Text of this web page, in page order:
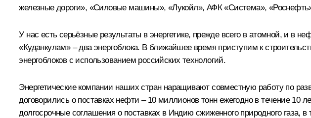
железные дороги», «Силовые машины», «Лукойл», АФК «Система»,
У нас есть серьёзные результаты в энергетике, прежде всего в атомной, и в
«Куданкулам» – два энергоблока. В ближайшее время приступим к
энергоблоков с использованием российских технологий.
Энергетические компании наших стран наращивают совместную работу по
договорились о поставках нефти – 10 миллионов тонн ежегодно в течение 10
долгосрочные соглашения о поставках в Индию сжиженного природного газа,